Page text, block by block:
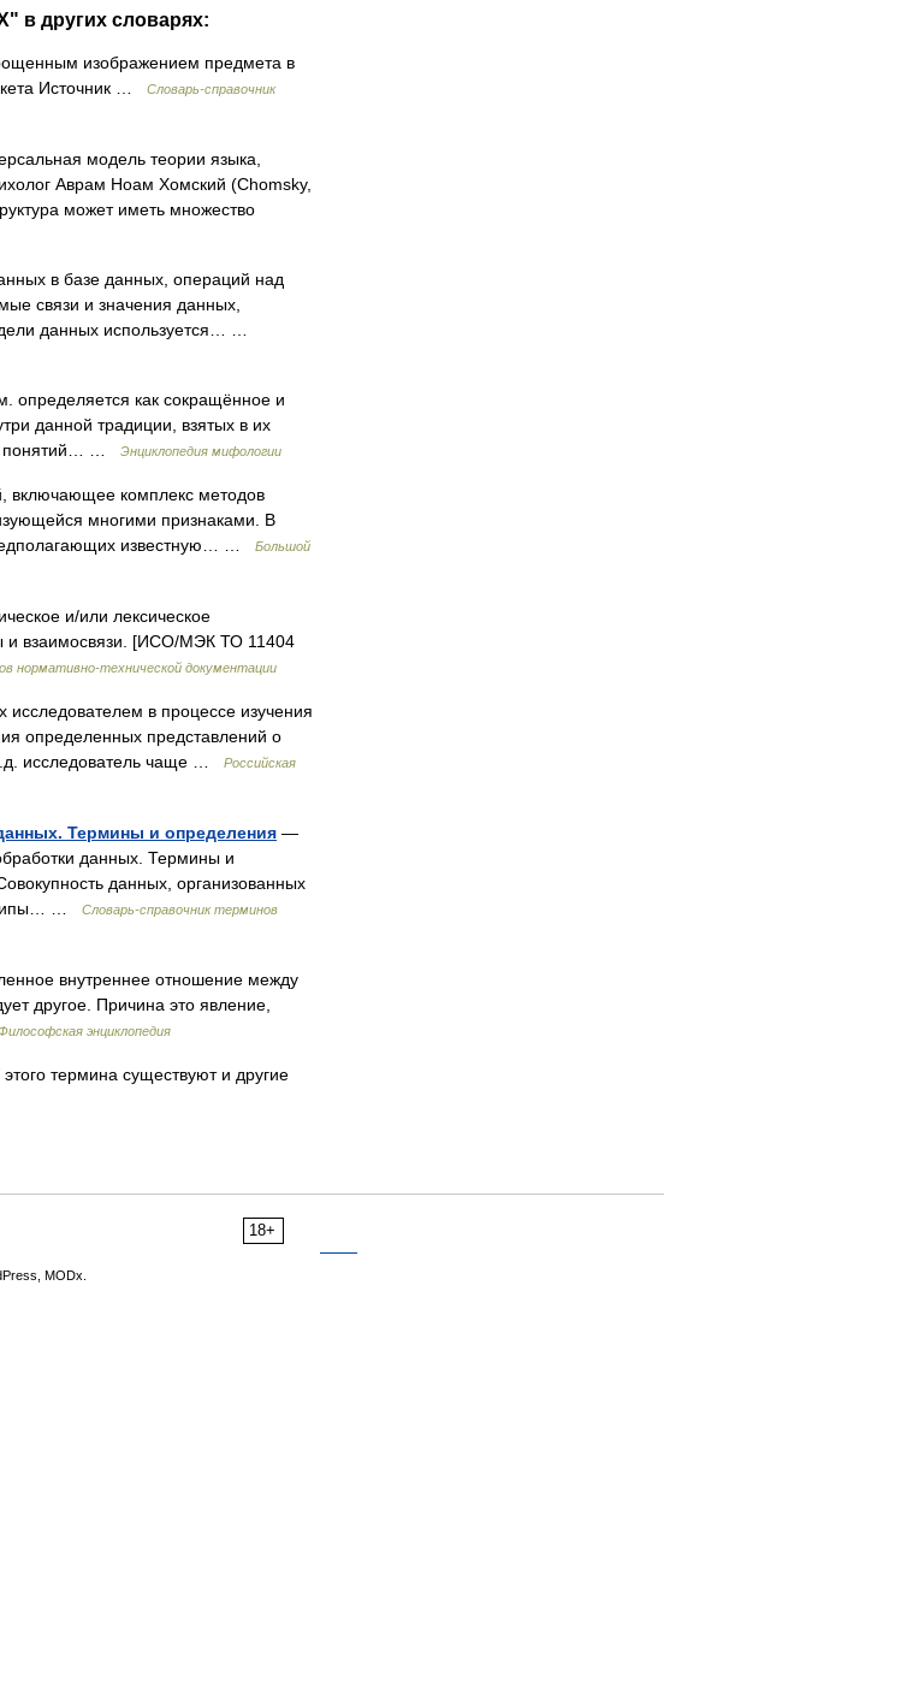
других словарях:
изображением предмета в
Источник …
Словарь-справочник
модель теории языка,
Аврам Ноам Хомский (Chomsky,
может иметь множество
в базе данных, операций над
связи и значения данных,
данных используется… …
как сокращённое и
данной традиции, взятых в их
понятий… …
Энциклопедия мифологии
включающее комплекс методов
многими признаками. В
известную… …
Большой
и/или лексическое
и взаимосвязи. [ИСО/МЭК ТО 11404
нормативно-технической документации
в процессе изучения
определенных представлений о
исследователь чаще …
Российская
Термины и определения —
данных. Термины и
данных, организованных
…
Словарь-справочник терминов
внутреннее отношение между
другое. Причина это явление,
энциклопедия
термина существуют и другие
18+
MODx.